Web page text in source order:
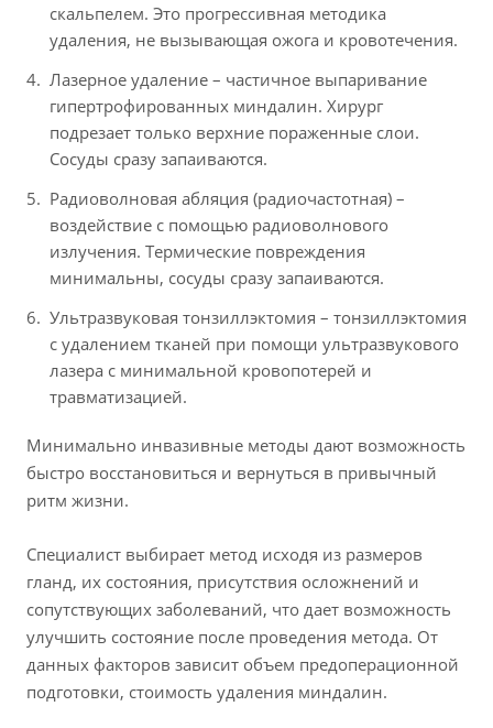
скальпелем. Это прогрессивная методика
удаления, не вызывающая ожога и кровотечения.
Лазерное удаление – частичное выпаривание
гипертрофированных миндалин. Хирург
подрезает только верхние пораженные слои.
Сосуды сразу запаиваются.
Радиоволновая абляция (радиочастотная) –
воздействие с помощью радиоволнового
излучения. Термические повреждения
минимальны, сосуды сразу запаиваются.
Ультразвуковая тонзиллэктомия – тонзиллэктомия
с удалением тканей при помощи ультразвукового
лазера с минимальной кровопотерей и
травматизацией.
Минимально инвазивные методы дают возможность
быстро восстановиться и вернуться в привычный
ритм жизни.
Специалист выбирает метод исходя из размеров
гланд, их состояния, присутствия осложнений и
сопутствующих заболеваний, что дает возможность
улучшить состояние после проведения метода. От
данных факторов зависит объем предоперационной
подготовки, стоимость удаления миндалин.